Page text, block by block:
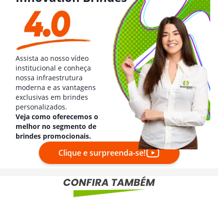
Assista ao nosso vídeo
institucional e conheça
nossa infraestrutura
moderna e as vantagens
exclusivas em brindes
personalizados.
Veja como oferecemos o
melhor no segmento de
brindes promocionais.
Clique e surpreenda-se!